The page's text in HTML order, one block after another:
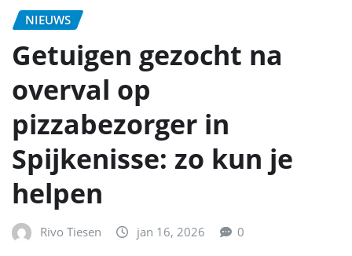
NIEUWS
Getuigen gezocht na
overval op
pizzabezorger in
Spijkenisse: zo kun je
helpen
Rivo Tiesen jan 16, 2026 0